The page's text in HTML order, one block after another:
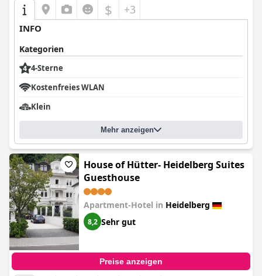
$ +3
INFO
Kategorien
4-Sterne
Kostenfreies WLAN
Klein
Mehr anzeigen
House of Hütter- Heidelberg Suites
Guesthouse
Apartment-Hotel in Heidelberg
8,2 Sehr gut
Preise anzeigen